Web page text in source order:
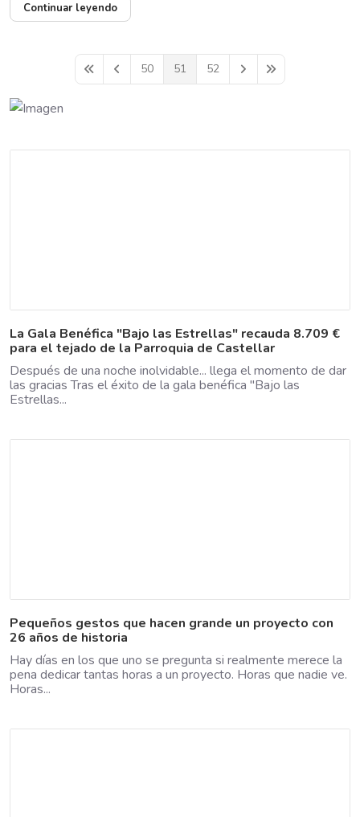
Continuar leyendo
First PagePrevious Page
50 51 52 Next PageLast Page
La Gala Benéfica "Bajo las Estrellas" recauda 8.709 €
para el tejado de la Parroquia de Castellar
Después de una noche inolvidable... llega el momento de dar
las gracias Tras el éxito de la gala benéfica "Bajo las
Estrellas...
Pequeños gestos que hacen grande un proyecto con
26 años de historia
Hay días en los que uno se pregunta si realmente merece la
pena dedicar tantas horas a un proyecto. Horas que nadie ve.
Horas...